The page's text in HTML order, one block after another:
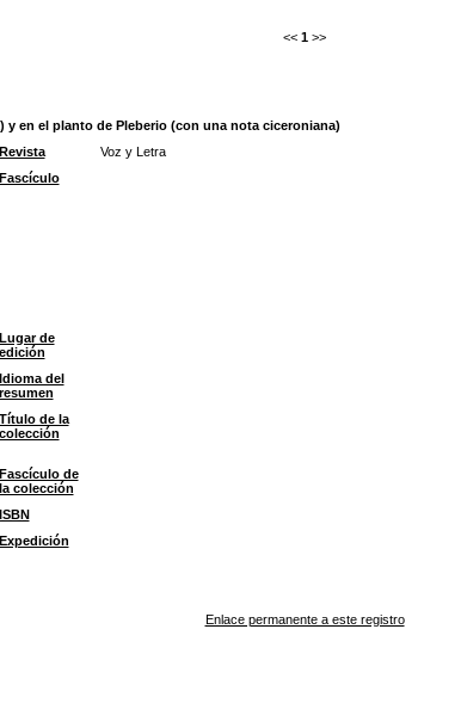
<< 1 >>
en el planto de Pleberio (con una nota ciceroniana)
Revista Voz y Letra
Fascículo
Lugar de
edición
Idioma del
resumen
Título de la
colección
Fascículo de
la colección
ISBN
Expedición
Enlace permanente a este registro